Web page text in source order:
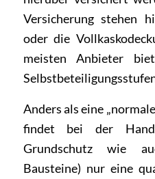
Versicherung stehen
oder die
meisten Anbieter
Anders als eine
findet bei der
Grundschutz wie
Bausteine) nur eine